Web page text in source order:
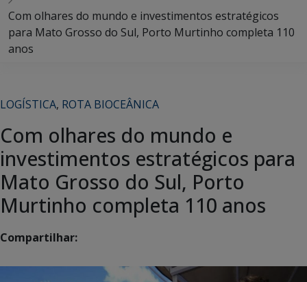
Com olhares do mundo e investimentos estratégicos
para Mato Grosso do Sul, Porto Murtinho completa 110
anos
LOGÍSTICA, ROTA BIOCEÂNICA
Com olhares do mundo e
investimentos estratégicos para
Mato Grosso do Sul, Porto
Murtinho completa 110 anos
Compartilhar: